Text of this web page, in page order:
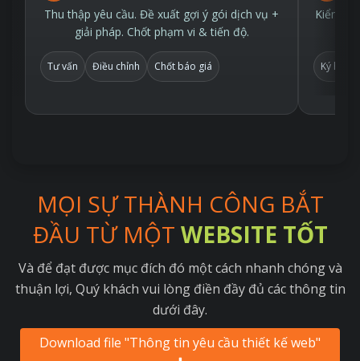
Thu thập yêu cầu. Đề xuất gợi ý gói dịch vụ +
giải pháp. Chốt phạm vi & tiến độ.
Tư vấn Điều chỉnh Chốt báo giá
Kiểm
Ký hợp
MỌI SỰ THÀNH CÔNG BẮT
ĐẦU TỪ MỘT WEBSITE TỐT
Và để đạt được mục đích đó một cách nhanh chóng và
thuận lợi, Quý khách vui lòng điền đầy đủ các thông tin
dưới đây.
Download file "Thông tin yêu cầu thiết kế web"